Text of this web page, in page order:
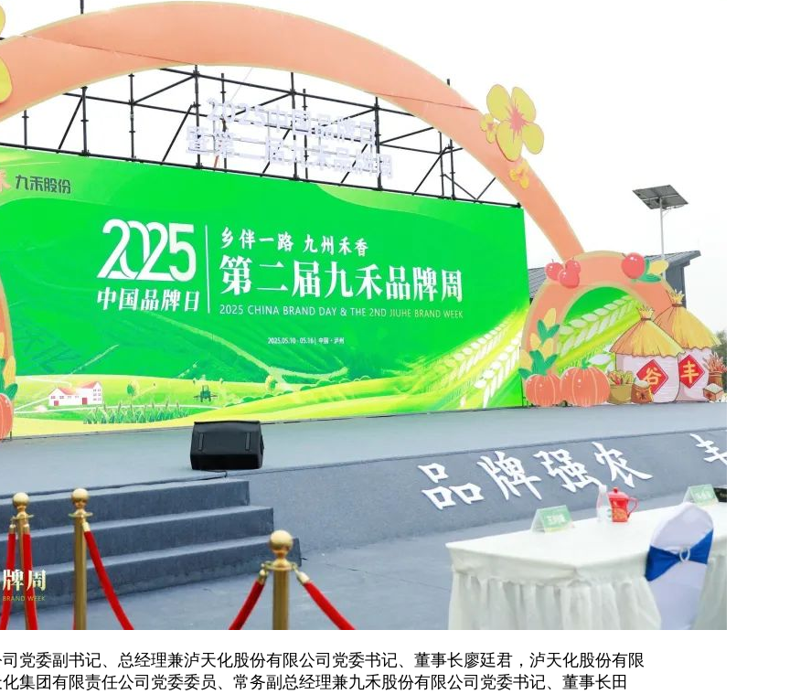
党委副书记、总经理兼泸天化股份有限公司党委书记、董事长廖廷君，泸天化股份有限
集团有限责任公司党委委员、常务副总经理兼九禾股份有限公司党委书记、董事长田